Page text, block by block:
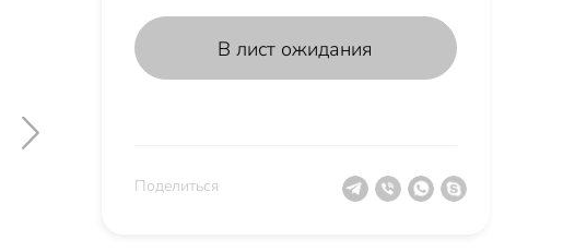
В лист ожидания
Поделиться